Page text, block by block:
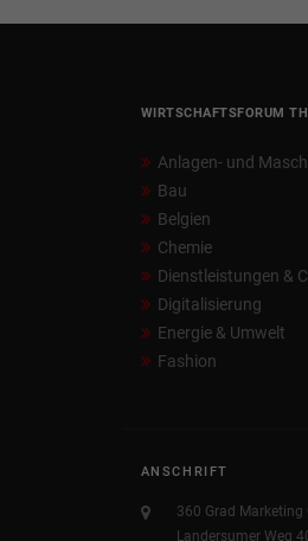
WIRTSCHAFTSFORUM
Anlagen- und
Bau
Belgien
Chemie
Dienstleistungen &
Digitalisierung
Energie & Umwelt
Fashion
ANSCHRIFT
360 Grad Marketing
Landersumer Weg